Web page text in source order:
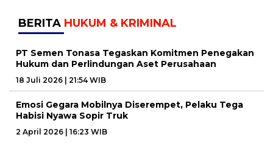
BERITA HUKUM & KRIMINAL
PT Semen Tonasa Tegaskan Komitmen Penegakan
Hukum dan Perlindungan Aset Perusahaan
18 Juli 2026 | 21:54 WIB
Emosi Gegara Mobilnya Diserempet, Pelaku Tega
Habisi Nyawa Sopir Truk
2 April 2026 | 16:23 WIB